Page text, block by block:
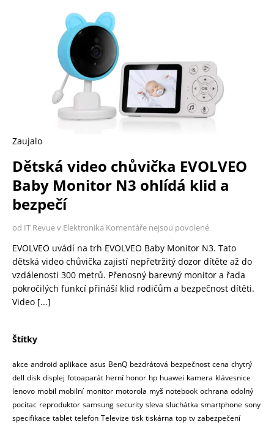
Zaujalo
Dětská video chůvička EVOLVEO
Baby Monitor N3 ohlídá klid a
bezpečí
od IT Revue v Elektronika Komentáře nejsou povolené
EVOLVEO uvádí na trh EVOLVEO Baby Monitor N3. Tato
dětská video chůvička zajistí nepřetržitý dozor dítěte až do
vzdálenosti 300 metrů. Přenosný barevný monitor a řada
pokročilých funkcí přináší klid rodičům a bezpečnost dítěti.
Video [...]
Štítky
akce android aplikace asus BenQ bezdrátová bezpečnost cena chytrý
dell disk displej fotoaparát herní honor hp huawei kamera klávesnice
lenovo mobil mobilní monitor motorola myš notebook ochrana odolný
pocitac reproduktor samsung security sleva sluchátka smartphone sony
specifikace tablet telefon Televize tisk tiskárna top tv zabezpečení